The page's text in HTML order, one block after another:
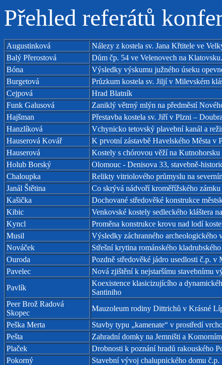
Přehled referátů
Augustinková
Nálezy z kostela sv. Jana Křtitele ve
Balý Přerostová
Dům čp. 54 ve Velenovech na Klatovsku.
Bóna
Výsledky výskumu južného úseku
Burgetová
Průzkum kostela sv. Jiljí v Milevském
Cejpová
Hrad Blatník
Funk Galusová
Zaniklý větrný mlýn na předměstí
Hajšman
Přestavba kostela sv. Jiří v Plzni –
Hanzlíková
Vchynicko tetovský plavební kanál a
Hauserová Kovář
K prvotní zástavbě Havelského Města v
Hauserová
Kostely s chórovou věží na Kutnohorsku
Holub Borský
Olomouc - Denisova 33, stavebně-
Chaloupka
Relikty vitriolového průmyslu na
Janál Štětina
Co skrývá nádvoří kroměřížského zámku
Kašička
Dochované středověké konstrukce
Kibic
Venkovské kostely sedleckého kláštera
Kyncl
Proměna konstrukce krovu nad lodí
Musil
Výsledky záchranného archeologického
Nováček
Střešní krytina románského
Ouroda
Pozdně středověké jádro usedlosti č.p.
Pavelec
Nová zjištění k nejstaršímu stavebnímu
Pavlík
Koexistence klasicizujícího a
Santiniho
Peer Brož Radová
Skopec
Mauzoleum rodiny Dittrichů v Krásné
Peška Merta
Stavby typu „kamenate“ v prostředí
Pešta
Zahradní domky na Jemništi a
Plaček
Drobnosti k poznání hradů rakouského
Pokorný
Stavební vývoj chalupnického domu